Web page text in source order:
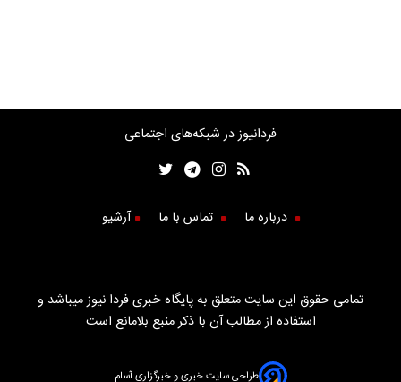
فردانیوز در شبکه‌های اجتماعی
درباره ما تماس با ما آرشیو
تمامی حقوق این سایت متعلق به پایگاه خبری فردا نیوز میباشد و
استفاده از مطالب آن با ذکر منبع بلامانع است
طراحی سایت خبری و خبرگزاری آسام